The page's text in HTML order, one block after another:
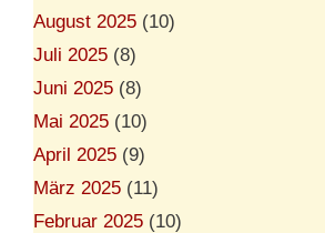
August 2025 (10)
Juli 2025 (8)
Juni 2025 (8)
Mai 2025 (10)
April 2025 (9)
März 2025 (11)
Februar 2025 (10)